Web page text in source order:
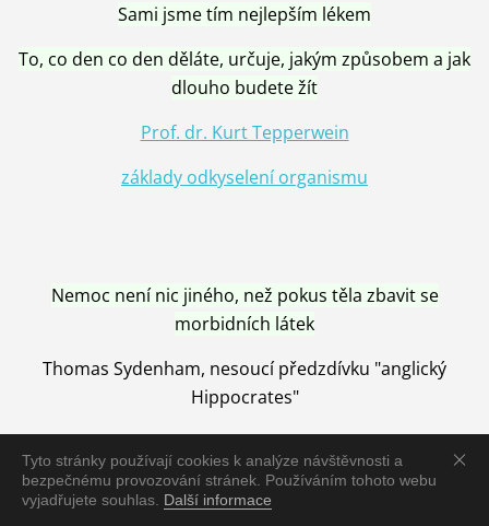
Tyto stránky používají cookies k analýze návštěvnosti a
bezpečnému provozování stránek. Používáním tohoto webu
vyjadřujete souhlas. Další informace
Sami jsme tím nejlepším lékem
To, co den co den děláte, určuje, jakým způsobem a jak
dlouho budete žít
Prof. dr. Kurt Tepperwein
základy odkyselení organismu
Nemoc není nic jiného, než pokus těla zbavit se
morbidních látek
Thomas Sydenham, nesoucí předzdívku "anglický
Hippocrates"
Nemoc je vyléčena jen pomocí Přírody, neutralizací a